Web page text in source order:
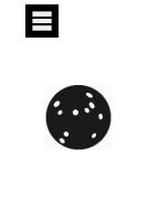
Pasar
principal